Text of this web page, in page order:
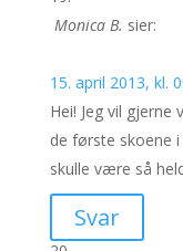
Monica B. sier:
15. april 2013, kl.
Hei! Jeg vil
de første skoene
skulle være så
Svar